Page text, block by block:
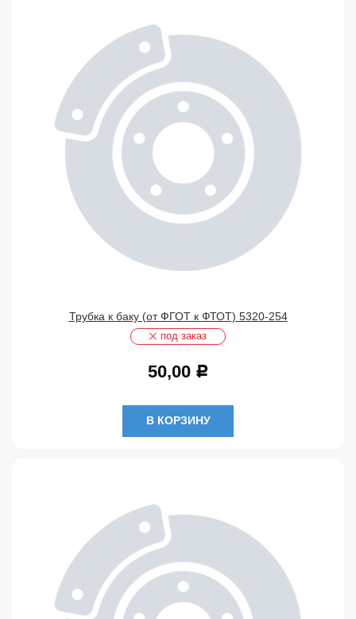
Трубка к баку (от ФГОТ к ФТОТ) 5320-254
под заказ
50,00 Р
В КОРЗИНУ